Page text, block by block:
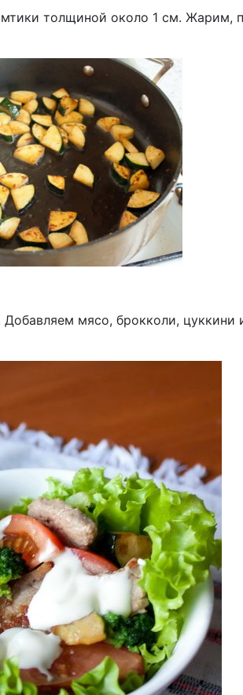
толщиной около 1 см. Жарим,
мясо, брокколи,